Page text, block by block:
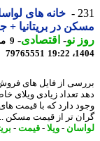
خانه های لواسان
در بریتانیا +
نو- اقتصادی-
79765551
از فایل های فروش
تعداد زیادی ویلای خاص
دارد که با قیمت های
تر از قیمت مسکن ...
-ویلا-قیمت-بریتانیا